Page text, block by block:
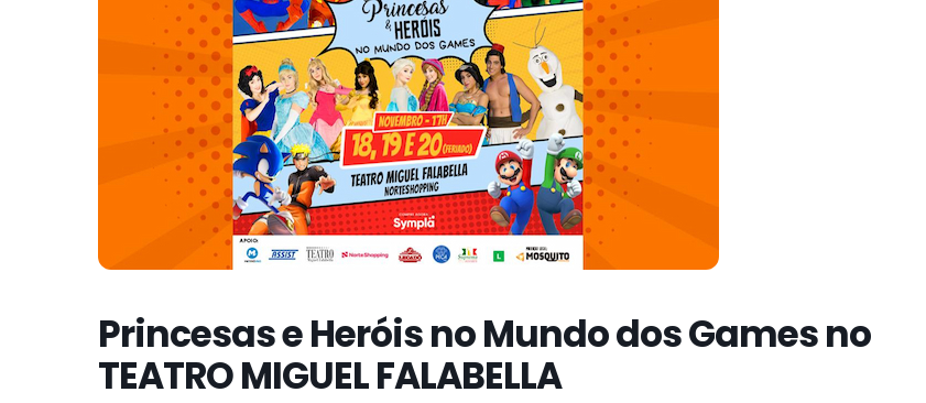
Princesas e Heróis no Mundo dos Games no
TEATRO MIGUEL FALABELLA